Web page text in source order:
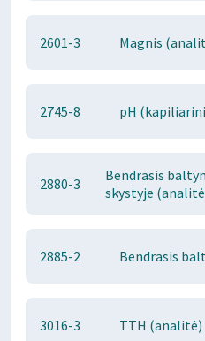
2601-3 Magnis
2745-8 pH
2880-3
Bendrasis
skystyje
2885-2 Bendrasis
3016-3 TTH (analitė)